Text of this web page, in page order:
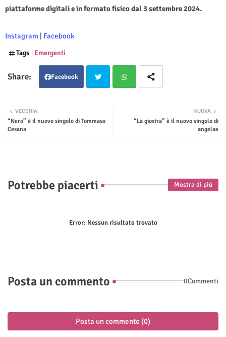
piattaforme digitali e in formato fisico dal 3 settembre 2024.
Instagram | Facebook
Tags Emergenti
Facebook
ter
NUOVA
“La giostra” è il nuovo singolo di
angelae
VECCHIA
“Nero” è il nuovo singolo di Tommaso
Cesana
Potrebbe piacerti Mostra di più
Error: Nessun risultato trovato
Posta un commento 0Commenti
Posta un commento (0)